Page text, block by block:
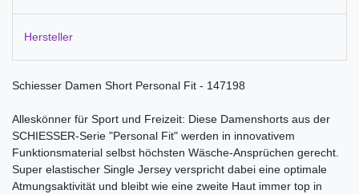
Hersteller
Schiesser Damen Short Personal Fit - 147198
Alleskönner für Sport und Freizeit: Diese Damenshorts aus der
SCHIESSER-Serie "Personal Fit" werden in innovativem
Funktionsmaterial selbst höchsten Wäsche-Ansprüchen gerecht.
Super elastischer Single Jersey verspricht dabei eine optimale
Atmungsaktivität und bleibt wie eine zweite Haut immer top in